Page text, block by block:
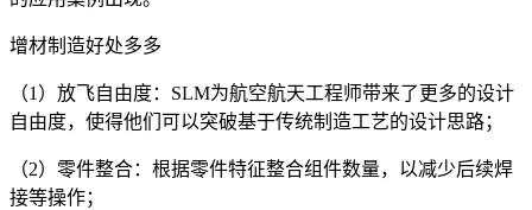
增材制造好处多多
（1）放飞自由度：SLM为航空航天工程师带来了更多的设计
自由度，使得他们可以突破基于传统制造工艺的设计思路；
（2）零件整合：根据零件特征整合组件数量，以减少后续焊
接等操作；